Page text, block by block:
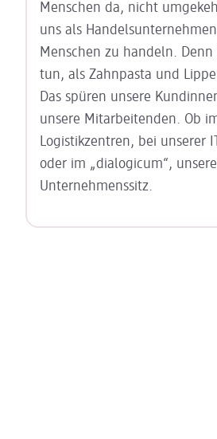
Menschen da, nicht
uns als Handelsunterneh
Menschen zu handeln.
tun, als Zahnpasta und
Das spüren unsere
unsere Mitarbeitenden. Ob
Logistikzentren, bei unserer
oder im „dialogicum“,
Unternehmenssitz.